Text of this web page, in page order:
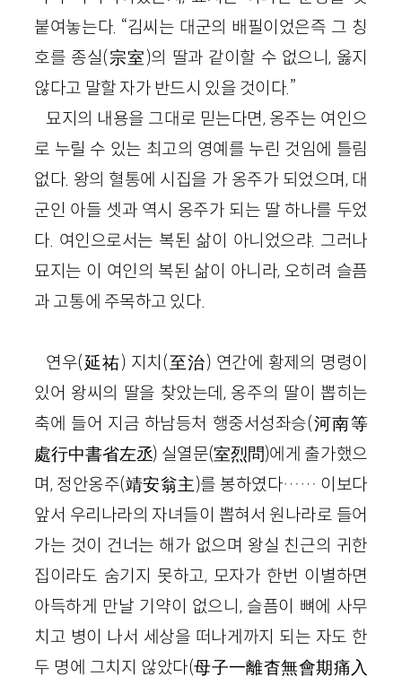
붙여놓는다. “김씨는 대군의 배필이었은즉 그 칭
호를 종실(宗室)의 딸과 같이할 수 없으니, 옳지
않다고 말할 자가 반드시 있을 것이다.”
묘지의 내용을 그대로 믿는다면, 옹주는 여인으
로 누릴 수 있는 최고의 영예를 누린 것임에 틀림
없다. 왕의 혈통에 시집을 가 옹주가 되었으며, 대
군인 아들 셋과 역시 옹주가 되는 딸 하나를 두었
다. 여인으로서는 복된 삶이 아니었으랴. 그러나
묘지는 이 여인의 복된 삶이 아니라, 오히려 슬픔
과 고통에 주목하고 있다.
연우(延祐) 지치(至治) 연간에 황제의 명령이
있어 왕씨의 딸을 찾았는데, 옹주의 딸이 뽑히는
축에 들어 지금 하남등처 행중서성좌승(河南等
處行中書省左丞) 실열문(室烈問)에게 출가했으
며, 정안옹주(靖安翁主)를 봉하였다…… 이보다
앞서 우리나라의 자녀들이 뽑혀서 원나라로 들어
가는 것이 건너는 해가 없으며 왕실 친근의 귀한
집이라도 숨기지 못하고, 모자가 한번 이별하면
아득하게 만날 기약이 없으니, 슬픔이 뼈에 사무
치고 병이 나서 세상을 떠나게까지 되는 자도 한
두 명에 그치지 않았다(母子一離杳無會期痛入